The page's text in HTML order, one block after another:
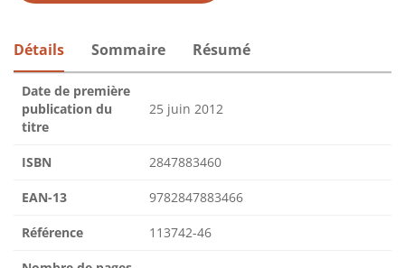
Détails Sommaire Résumé
Date de première
publication du
titre
25 juin 2012
ISBN 2847883460
EAN-13 9782847883466
Référence 113742-46